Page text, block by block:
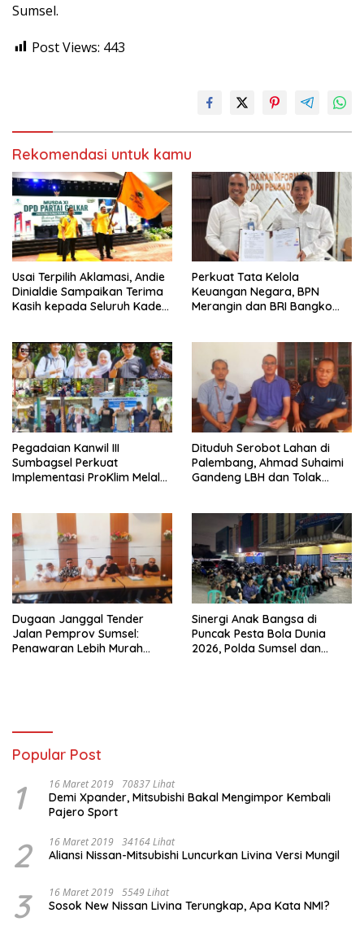
Sumsel.
Post Views: 443
Rekomendasi untuk kamu
Usai Terpilih Aklamasi, Andie
Dinialdie Sampaikan Terima
Kasih kepada Seluruh Kader
Perkuat Tata Kelola
Keuangan Negara, BPN
Merangin dan BRI Bangko
Pegadaian Kanwil III
Sumbagsel Perkuat
Implementasi ProKlim Melalui
Dituduh Serobot Lahan di
Palembang, Ahmad Suhaimi
Gandeng LBH dan Tolak
Dugaan Janggal Tender
Jalan Pemprov Sumsel:
Penawaran Lebih Murah
Sinergi Anak Bangsa di
Puncak Pesta Bola Dunia
2026, Polda Sumsel dan
Popular Post
1 16 Maret 2019 70837 Lihat
Demi Xpander, Mitsubishi Bakal Mengimpor Kembali
Pajero Sport
2 16 Maret 2019 34164 Lihat
Aliansi Nissan-Mitsubishi Luncurkan Livina Versi Mungil
3 16 Maret 2019 5549 Lihat
Sosok New Nissan Livina Terungkap, Apa Kata NMI?